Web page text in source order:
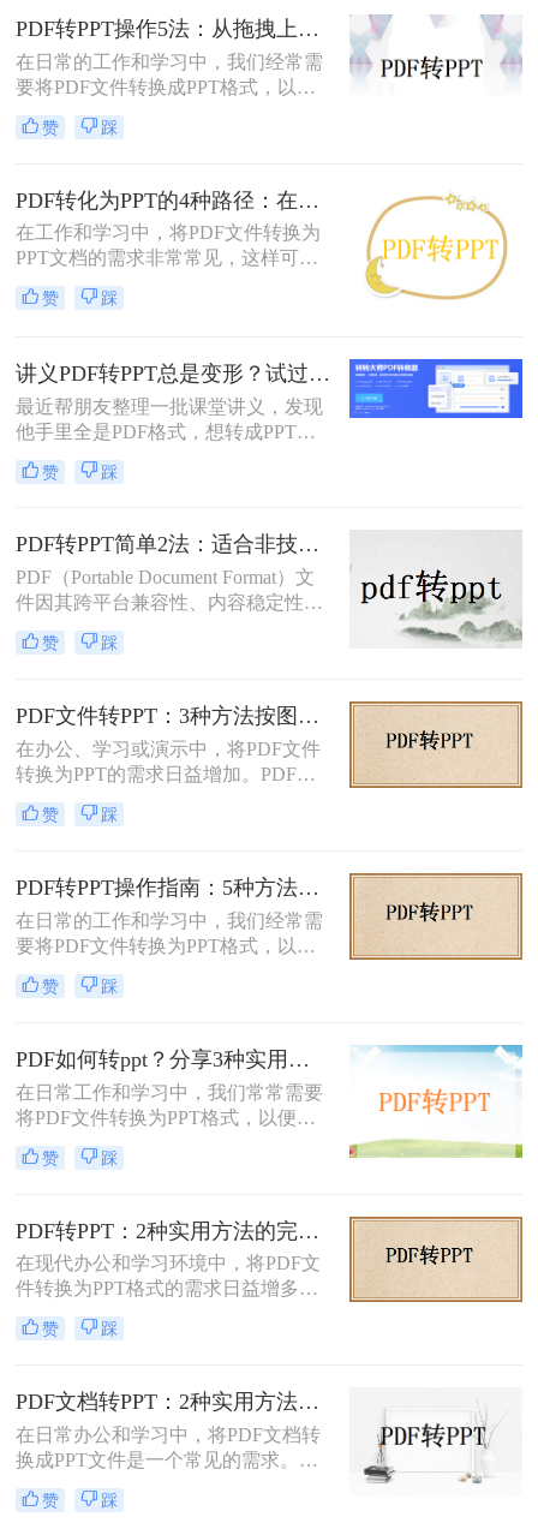
PDF转PPT操作5法：从拖拽上传到批量转换的完整步骤！
在日常的工作和学习中，我们经常需
要将PDF文件转换成PPT格式，以便
进行编辑、展示和分享。那么PDF怎
么转换成PPT呢？本文将介绍五种将
赞 踩
PDF转化为PPT的4种路径：在线、客户端、插件和手动各有什么区别！
在工作和学习中，将PDF文件转换为
PPT文档的需求非常常见，这样可以
方便地进行演示和分享。那么pdf如何
转化为ppt呢？本文将介绍四种常见的
求选择最合适的方式。
赞 踩
讲义PDF转PPT总是变形？试过这几个办法真管用！
最近帮朋友整理一批课堂讲义，发现
他手里全是PDF格式，想转成PPT讲
课用，结果试了好几个工具，不是字
体乱码就是排版错位，气得他差点把
转ppt”这个问题，说到底要看你的
PDF是纯文字扫描件、带复杂表格的
课件，还是带大量图片的教案——不
同情况方法完全不同。下面我按实际
使用场景，把试过好用的几个方法整
理出来，不吹不黑，优缺点都说明
赞 踩
PDF转PPT简单2法：适合非技术用户的快速操作流程！
PDF（Portable Document Format）文
件因其跨平台兼容性、内容稳定性和
不易被篡改的特性，在文档分享、存
档和打印中得到了广泛应用。然而，
PPT（PowerPoint）格式，以便进行演
示、编辑或团队协作。那么PDF怎么
转换成PPT呢？本文将介绍两种将
PDF转换成PPT的方法。
赞 踩
PDF文件转PPT：3种方法按图文复杂度的转换精度排名！
在办公、学习或演示中，将PDF文件
转换为PPT的需求日益增加。PDF格
式虽然适合文档共享，但若需编辑或
重新排版内容，转换为PPT会更灵
本文将介绍几种简单实用的方法，帮
助您高效完成转换。
赞 踩
PDF转PPT操作指南：5种方法的具体操作流程和参数设置！
在日常的工作和学习中，我们经常需
要将PDF文件转换为PPT格式，以便
进行演示或编辑。PDF文件以其固定
格式和跨平台的优势而广受欢迎，但
和动态展示效果。那么pdf转ppt怎么
操作呢？本文将介绍五种将PDF转换
为PPT的方法，帮助您轻松完成这一
任务。
赞 踩
PDF如何转ppt？分享3种实用的压缩方法！
在日常工作和学习中，我们常常需要
将PDF文件转换为PPT格式，以便进
行演示或进一步编辑。PDF文件以其
固定格式和跨平台的优势而广受欢
辑功能和动态展示效果。那么PDF如
何转PPT呢？本文将介绍三种将PDF
转换为PPT的方法，帮助您轻松完成
这一任务。
赞 踩
PDF转PPT：2种实用方法的完整操作流程和格式保留对比！
在现代办公和学习环境中，将PDF文
件转换为PPT格式的需求日益增多。
无论是为了更方便地编辑内容，还是
为了在演示文稿中更好地展示信息，
能。那么如何把PDF转换成PPT呢？
本文将介绍两种高效的PDF转PPT方
法，帮助您根据自己的需求选择最合
适的方式。
赞 踩
PDF文档转PPT：2种实用方法的关键参数和输出对比！
在日常办公和学习中，将PDF文档转
换成PPT文件是一个常见的需求。
PDF文件因其跨平台性和格式稳定性
而广受欢迎，但在某些情况下，我们
赞 踩